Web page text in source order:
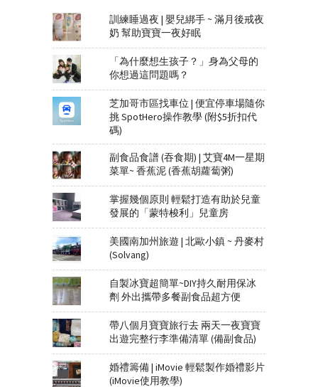
訓練睡過夜 | 嬰兒綁手 ~ 滿月後戒夜
奶 幫助寶寶一夜好眠
「為什麼想生孩子？」身為父母的
你想過這問題嗎？
芝加哥市區找車位 | 便宜停車場隨你
挑 SpotHero操作教學 (附$5折扣代
碼)
副食品食譜 (吞食期) | 艾寶4M一星期
菜單~ 香蕉泥 (香蕉胡蘿蔔粥)
掌握幾個原則 輕鬆打造有助於兒童
發展的「蒙特梭利」兒童房
美國南加州旅遊 | 北歐小鎮 ~ 丹麥村
(Solvang)
自製冰寶超簡單~DIY持久耐用保冰
劑 外出攜帶多餐副食品超方便
帶八個月寶寶旅行去 兩天一夜寶寶
出遊完整行李準備清單 (備副食品)
婚禮籌備 | iMovie 輕鬆製作婚禮影片
(iMovie使用教學)